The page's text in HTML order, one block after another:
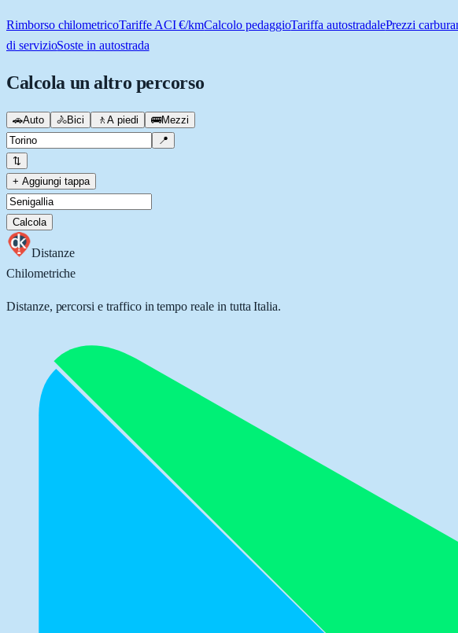
Rimborso chilometricoTariffe ACI €/kmCalcolo pedaggioTariffa autostradalePrezzi
di servizioSoste in autostrada
Calcola un altro percorso
🚗Auto 🚴Bici 🚶 A piedi 🚌Mezzi
📍
⇅
+ Aggiungi tappa
Calcola
Distanze
Chilometriche
Distanze, percorsi e traffico in tempo reale in tutta Italia.